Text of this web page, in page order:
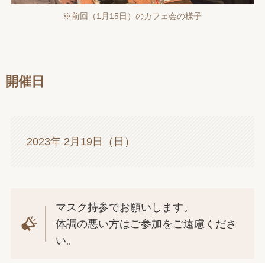
※前回（1月15日）のカフェ会の様子
開催日
2023年 2月19日（日）
マスク持参でお願いします。
体調の悪い方はご参加をご遠慮くださ
い。